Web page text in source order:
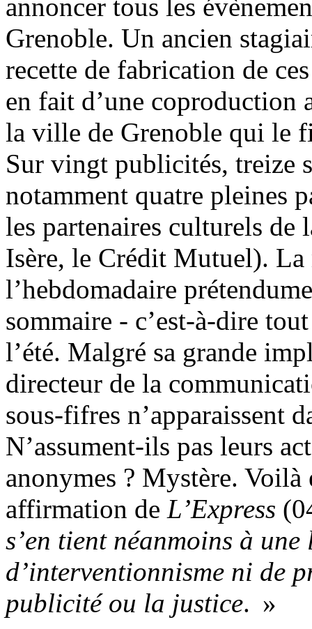
annoncer tous les
Grenoble. Un ancien
recette de fabrication de
en fait d’une coproduction
la ville de Grenoble qui le
Sur vingt publicités, treize
notamment quatre pleines
les partenaires culturels
Isère, le Crédit Mutuel).
l’hebdomadaire
sommaire - c’est-à-dire
l’été. Malgré sa grande
directeur de la
sous-fifres n’apparaissent
N’assument-ils pas leurs
anonymes ? Mystère.
affirmation de L’Express
s’en tient néanmoins à
d’interventionnisme ni de
publicité ou la justice. »